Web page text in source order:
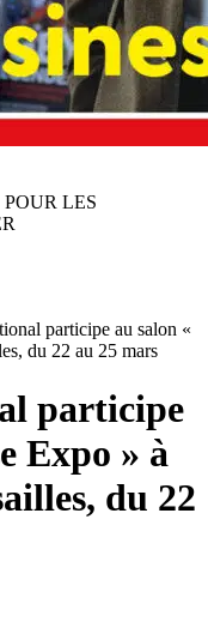
LES
participe au salon «
du 22 au 25 mars
participe
Expo » à
du 22